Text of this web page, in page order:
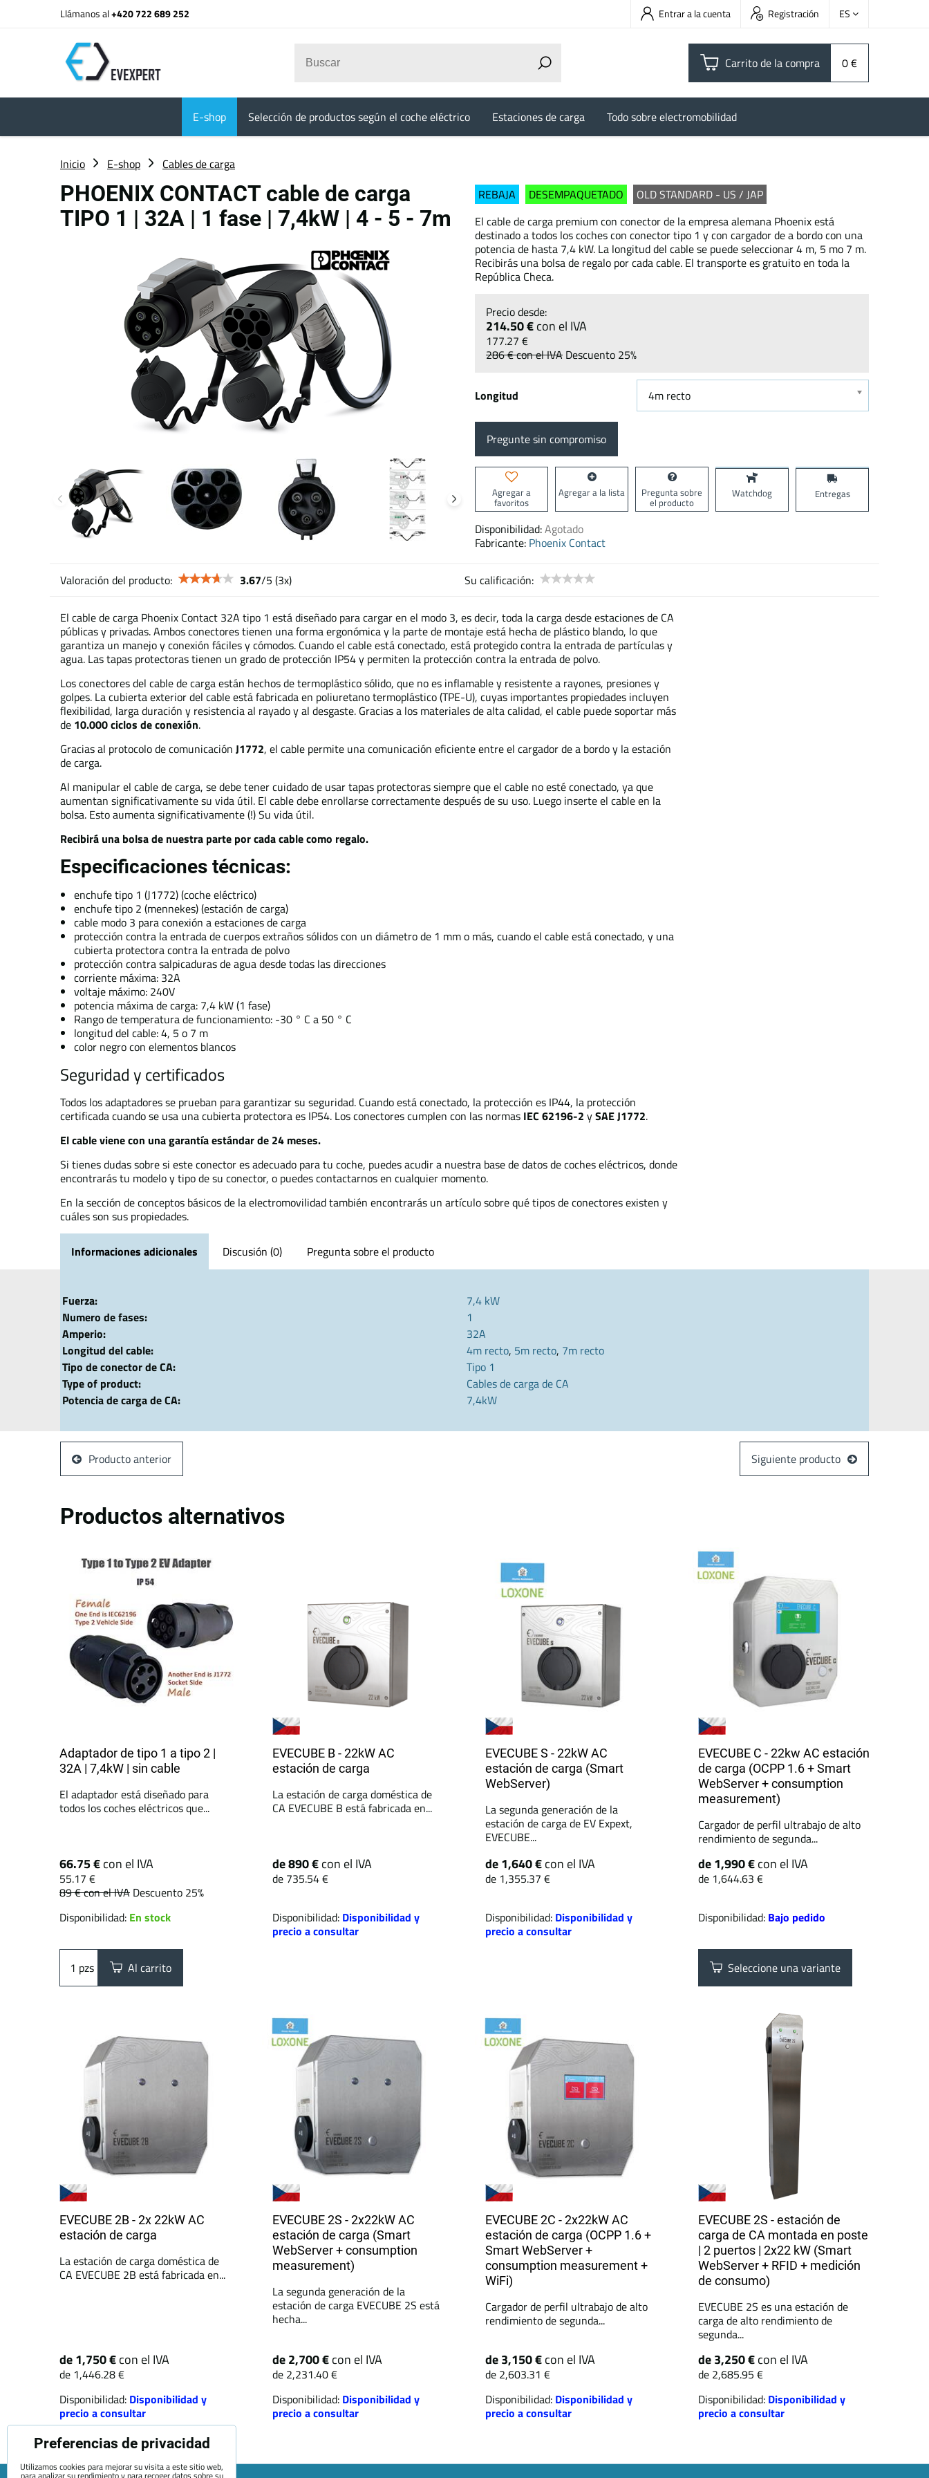
Llámanos al+420 722 689 252 Entrar a la cuenta Registración ES
Carrito de la compra 0 €
E-shop Selección de productos según el coche eléctrico Estaciones de carga Todo sobre electromobilidad
Inicio E-shop Cables de carga
PHOENIX CONTACT cable de carga
TIPO 1 | 32A | 1 fase | 7,4kW | 4 - 5 - 7m
REBAJA DESEMPAQUETADO
OLD STANDARD - US / JAP
El cable de carga premium con conector de la empresa alemana Phoenix está
destinado a todos los coches con conector tipo 1 y con cargador de a bordo con una
potencia de hasta 7,4 kW. La longitud del cable se puede seleccionar 4 m, 5 mo 7 m.
Recibirás una bolsa de regalo por cada cable. El transporte es gratuito en toda la
República Checa.
214.50 €con el IVA
177.27 €
286 €con el IVA Descuento 25%
Longitud 4m recto
Pregunte sin compromiso
Agregar a
favoritos
Agregar a la lista Pregunta sobre
el producto
Watchdog Entregas
Disponibilidad:Agotado
Fabricante: Phoenix Contact
Valoración del producto: 3.67/5 (3x) Su calificación:
El cable de carga Phoenix Contact 32A tipo 1 está diseñado para cargar en el modo 3, es decir, toda la carga desde estaciones de CA
públicas y privadas. Ambos conectores tienen una forma ergonómica y la parte de montaje está hecha de plástico blando, lo que
garantiza un manejo y conexión fáciles y cómodos. Cuando el cable está conectado, está protegido contra la entrada de partículas y
agua. Las tapas protectoras tienen un grado de protección IP54 y permiten la protección contra la entrada de polvo.
Los conectores del cable de carga están hechos de termoplástico sólido, que no es inflamable y resistente a rayones, presiones y
golpes. La cubierta exterior del cable está fabricada en poliuretano termoplástico (TPE-U), cuyas importantes propiedades incluyen
flexibilidad, larga duración y resistencia al rayado y al desgaste. Gracias a los materiales de alta calidad, el cable puede soportar más
de 10.000 ciclos de conexión.
Gracias al protocolo de comunicación J1772, el cable permite una comunicación eficiente entre el cargador de a bordo y la estación
de carga.
Al manipular el cable de carga, se debe tener cuidado de usar tapas protectoras siempre que el cable no esté conectado, ya que
aumentan significativamente su vida útil. El cable debe enrollarse correctamente después de su uso. Luego inserte el cable en la
bolsa. Esto aumenta significativamente (!) Su vida útil.
Recibirá una bolsa de nuestra parte por cada cable como regalo.
Especificaciones técnicas:
enchufe tipo 1 (J1772) (coche eléctrico)
enchufe tipo 2 (mennekes) (estación de carga)
cable modo 3 para conexión a estaciones de carga
protección contra la entrada de cuerpos extraños sólidos con un diámetro de 1 mm o más, cuando el cable está conectado, y una
cubierta protectora contra la entrada de polvo
protección contra salpicaduras de agua desde todas las direcciones
corriente máxima: 32A
voltaje máximo: 240V
potencia máxima de carga: 7,4 kW (1 fase)
Rango de temperatura de funcionamiento: -30 ° C a 50 ° C
longitud del cable: 4, 5 o 7 m
color negro con elementos blancos
Seguridad y certificados
Todos los adaptadores se prueban para garantizar su seguridad. Cuando está conectado, la protección es IP44, la protección
certificada cuando se usa una cubierta protectora es IP54. Los conectores cumplen con las normas IEC 62196-2 ySAE J1772.
El cable viene con una garantía estándar de 24 meses.
Si tienes dudas sobre si este conector es adecuado para tu coche, puedes acudir a nuestra base de datos de coches eléctricos, donde
encontrarás tu modelo y tipo de su conector, o puedes contactarnos en cualquier momento.
En la sección de conceptos básicos de la electromovilidad también encontrarás un artículo sobre qué tipos de conectores existen y
cuáles son sus propiedades.
Informaciones adicionales Discusión (0) Pregunta sobre el producto
Fuerza:
7,4 kW
Numero de fases:
1
Amperio:
32A
Longitud del cable:
4m recto, 5m recto, 7m recto
Tipo de conector de CA:
Tipo 1
Type of product:
Cables de carga de CA
Potencia de carga de CA:
7,4kW
Producto anterior Siguiente producto
Productos alternativos
Adaptador de tipo 1 a tipo 2 |
32A | 7,4kW | sin cable
El adaptador está diseñado para
todos los coches eléctricos que...
66.75 €con el IVA
55.17 €
89 €con el IVA Descuento 25%
Disponibilidad: En stock
pzs Al carrito
EVECUBE B - 22kW AC
estación de carga
La estación de carga doméstica de
CA EVECUBE B está fabricada en...
de 890 €con el IVA
de 735.54 €
Disponibilidad: Disponibilidad y
precio a consultar
EVECUBE S - 22kW AC
estación de carga (Smart
WebServer)
La segunda generación de la
estación de carga de EV Expext,
EVECUBE...
de 1,640 €con el IVA
de 1,355.37 €
Disponibilidad: Disponibilidad y
precio a consultar
EVECUBE C - 22kw AC estación
de carga (OCPP 1.6 + Smart
WebServer + consumption
measurement)
Cargador de perfil ultrabajo de alto
rendimiento de segunda...
de 1,990 €con el IVA
de 1,644.63 €
Disponibilidad: Bajo pedido
Seleccione una variante
EVECUBE 2B - 2x 22kW AC
estación de carga
La estación de carga doméstica de
CA EVECUBE 2B está fabricada en...
de 1,750 €con el IVA
de 1,446.28 €
Disponibilidad: Disponibilidad y
precio a consultar
EVECUBE 2S - 2x22kW AC
estación de carga (Smart
WebServer + consumption
measurement)
La segunda generación de la
estación de carga EVECUBE 2S está
hecha...
de 2,700 €con el IVA
de 2,231.40 €
Disponibilidad: Disponibilidad y
precio a consultar
EVECUBE 2C - 2x22kW AC
estación de carga (OCPP 1.6 +
Smart WebServer +
consumption measurement +
WiFi)
Cargador de perfil ultrabajo de alto
rendimiento de segunda...
de 3,150 €con el IVA
de 2,603.31 €
Disponibilidad: Disponibilidad y
precio a consultar
EVECUBE 2S - estación de
carga de CA montada en poste
| 2 puertos | 2x22 kW (Smart
WebServer + RFID + medición
de consumo)
EVECUBE 2S es una estación de
carga de alto rendimiento de
segunda...
de 3,250 €con el IVA
de 2,685.95 €
Disponibilidad: Disponibilidad y
precio a consultar
Preferencias de privacidad
Utilizamos cookies para mejorar su visita a este sitio web,